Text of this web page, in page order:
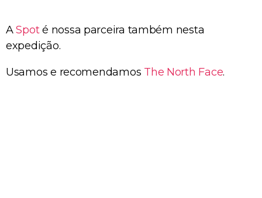
ASpoté nossa parceira também nesta
expedição.
Usamos e recomendamos The North Face.